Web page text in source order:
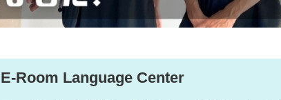
E-Room Language Center